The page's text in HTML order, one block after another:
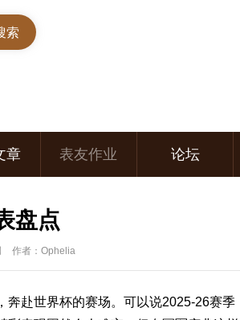
章 表友作业 论坛
盘点
作者：Ophelia
赴世界杯的赛场。可以说2025-26赛季